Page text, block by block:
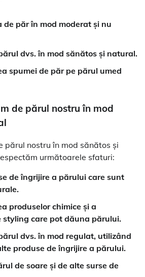
de păr în mod moderat și nu
dvs. în mod sănătos și natural.
spumei de păr pe părul umed
de părul nostru în mod
părul nostru în mod sănătos și
următoarele sfaturi:
de îngrijire a părului care sunt
produselor chimice și a
styling care pot dăuna părului.
dvs. în mod regulat, utilizând
produse de îngrijire a părului.
de soare și de alte surse de